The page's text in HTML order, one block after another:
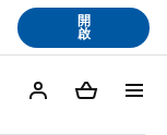
開
啟